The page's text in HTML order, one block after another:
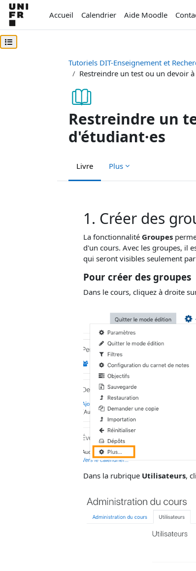
Passer au contenu principal
Accueil
Calendrier Aide Moodle
Ouvrir l’index du cours
Tutoriels DIT-Enseignement et
Restreindre un test ou un devoir
Restreindre un
d'étudiant·es
Livre Plus
1. Créer des
La fonctionnalité Groupes
d'un cours. Avec les groupes, il
qui seront visibles seulement
Pour créer des groupes
Dans le cours, cliquez à droite
Dans la rubrique Utilisateurs,